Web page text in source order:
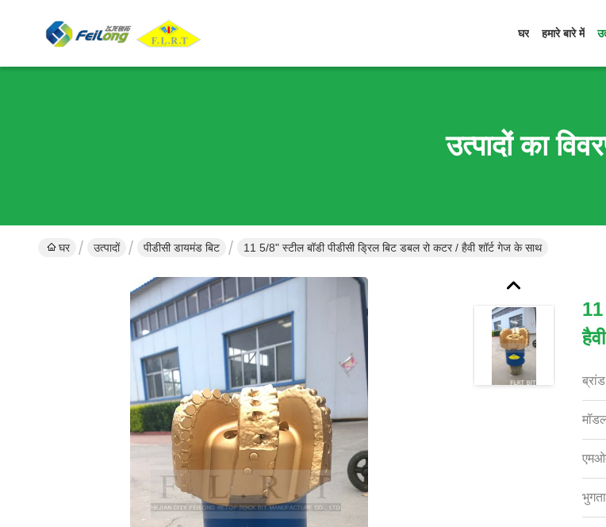
घर हमारे बारे में
उत्पादों का
घर उत्पादों पीडीसी डायमंड बिट 11 5/8" स्टील बॉडी पीडीसी ड्रिल बिट डबल रो कटर / हैवी शॉर्ट गेज के साथ
11